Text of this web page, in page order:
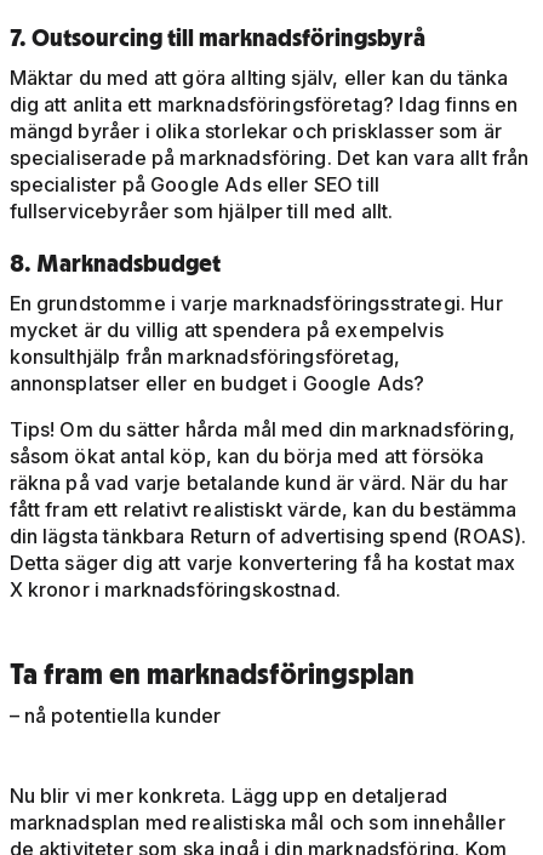
7. Outsourcing till marknadsföringsbyrå
Mäktar du med att göra allting själv, eller kan du tänka
dig att anlita ett marknadsföringsföretag? Idag finns en
mängd byråer i olika storlekar och prisklasser som är
specialiserade på marknadsföring. Det kan vara allt från
specialister på Google Ads eller SEO till
fullservicebyråer som hjälper till med allt.
8. Marknadsbudget
En grundstomme i varje marknadsföringsstrategi. Hur
mycket är du villig att spendera på exempelvis
konsulthjälp från marknadsföringsföretag,
annonsplatser eller en budget i Google Ads?
Tips! Om du sätter hårda mål med din marknadsföring,
såsom ökat antal köp, kan du börja med att försöka
räkna på vad varje betalande kund är värd. När du har
fått fram ett relativt realistiskt värde, kan du bestämma
din lägsta tänkbara Return of advertising spend (ROAS).
Detta säger dig att varje konvertering få ha kostat max
X kronor i marknadsföringskostnad.
Ta fram en marknadsföringsplan
– nå potentiella kunder
Nu blir vi mer konkreta. Lägg upp en detaljerad
marknadsplan med realistiska mål och som innehåller
de aktiviteter som ska ingå i din marknadsföring. Kom